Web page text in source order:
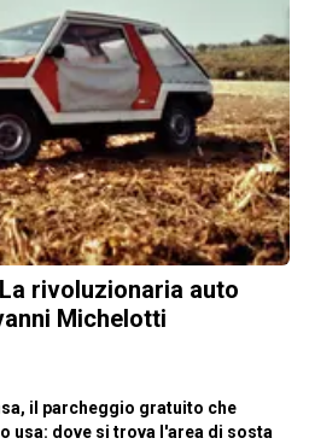
rivoluzionaria auto
Michelotti
il parcheggio gratuito che
usa: dove si trova l'area di sosta